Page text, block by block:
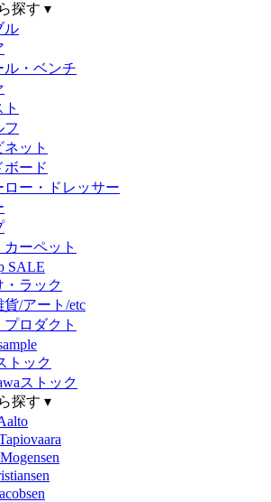
探す ▾
ル
ル・ベンチ
フ
ット
ボード
ロー・ドレッサー
カーペット
SALE
・ラック
貨/アート/etc
ロダクト
トック
ストック
探す ▾